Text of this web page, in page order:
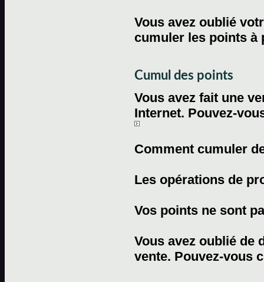
Vous avez oublié
cumuler les points
Cumul des points
Vous avez fait une
Internet. Pouvez-
Comment cumuler
Les opérations de
Vos points ne sont
Vous avez oublié de
vente. Pouvez-vous